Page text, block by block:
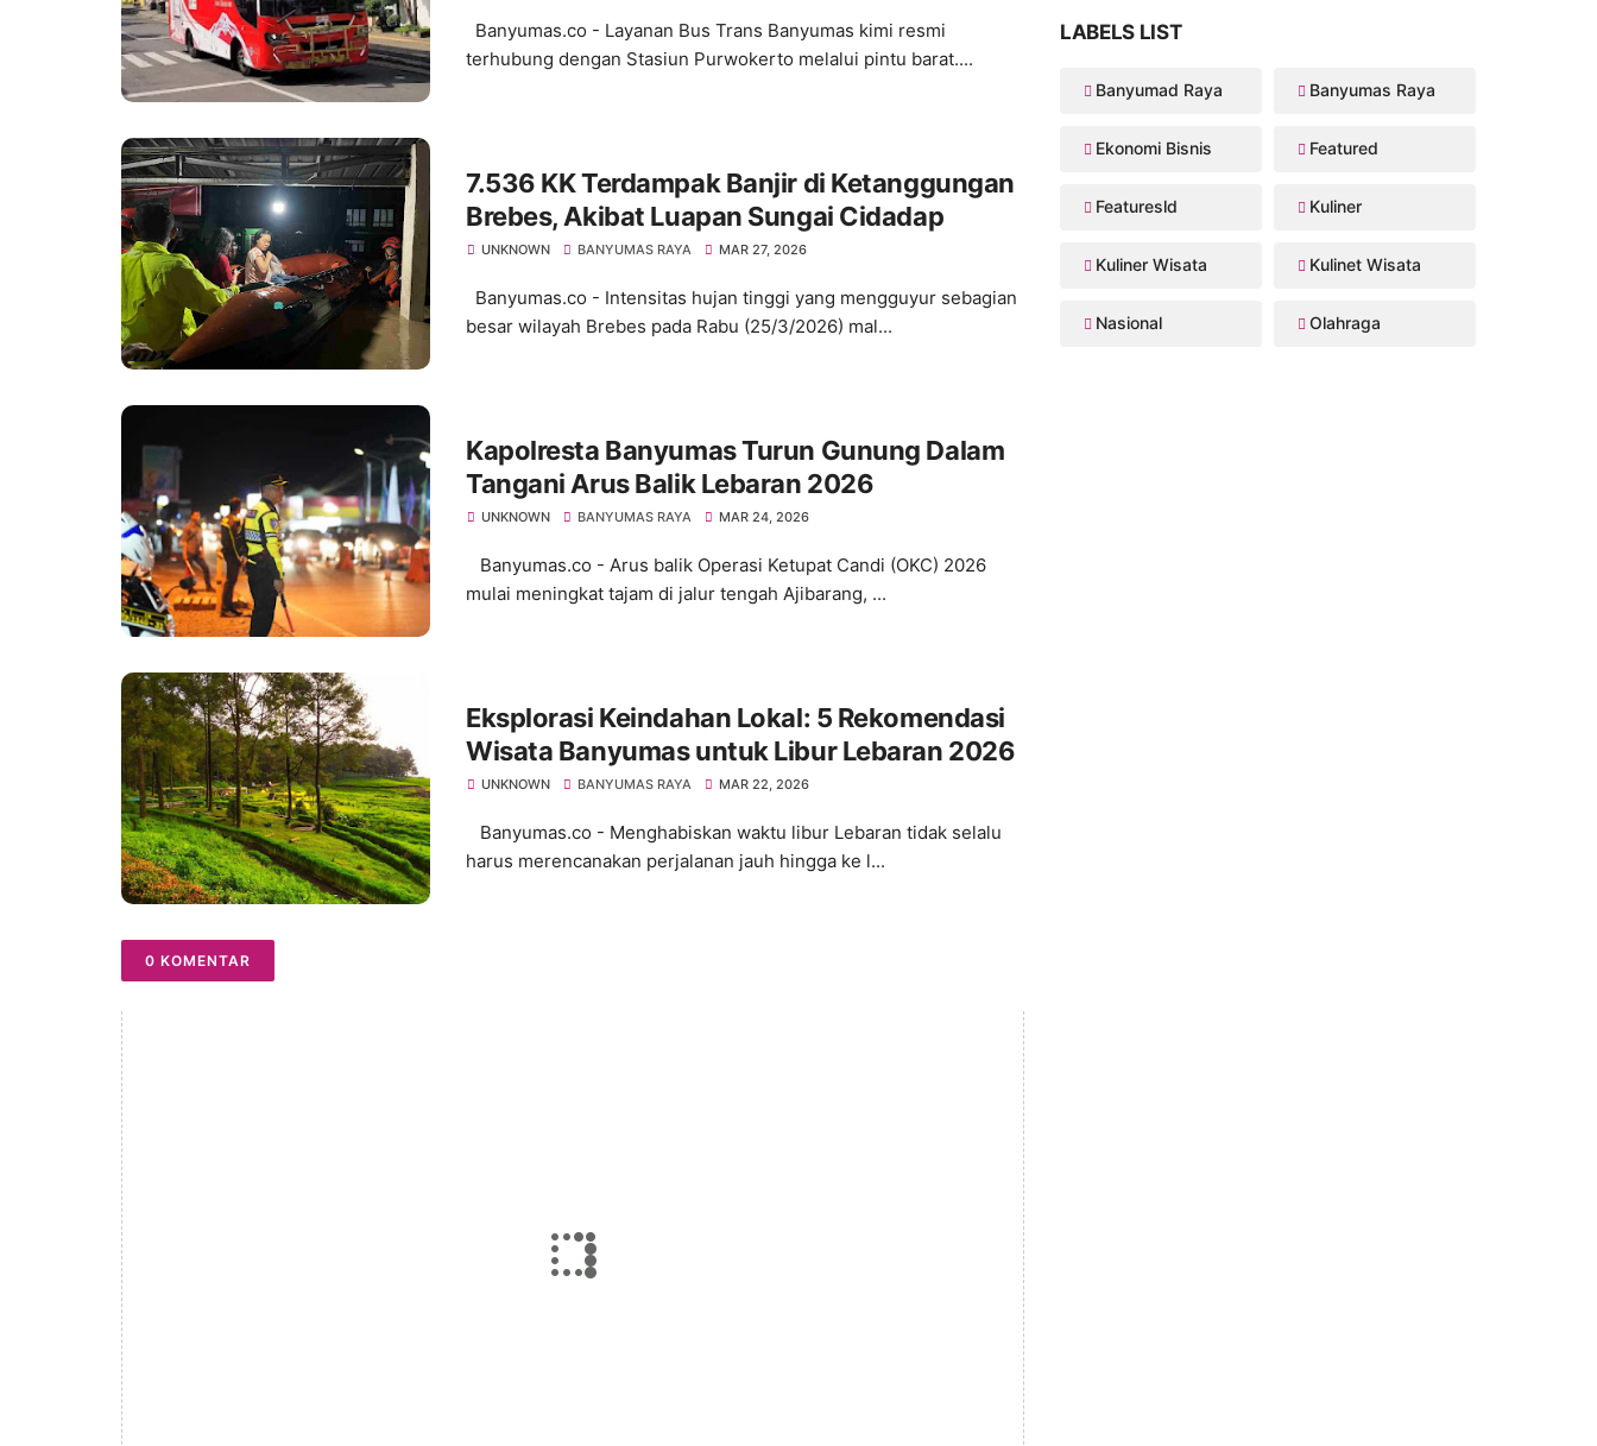
Banyumas.co - Layanan Bus Trans Banyumas kimi resmi
terhubung dengan Stasiun Purwokerto melalui pintu barat....
7.536 KK Terdampak Banjir di Ketanggungan
Brebes, Akibat Luapan Sungai Cidadap
UNKNOWN BANYUMAS RAYA MAR 27, 2026
Banyumas.co - Intensitas hujan tinggi yang mengguyur sebagian
besar wilayah Brebes pada Rabu (25/3/2026) mal...
Kapolresta Banyumas Turun Gunung Dalam
Tangani Arus Balik Lebaran 2026
UNKNOWN BANYUMAS RAYA MAR 24, 2026
Banyumas.co - Arus balik Operasi Ketupat Candi (OKC) 2026
mulai meningkat tajam di jalur tengah Ajibarang, ...
Eksplorasi Keindahan Lokal: 5 Rekomendasi
Wisata Banyumas untuk Libur Lebaran 2026
UNKNOWN BANYUMAS RAYA MAR 22, 2026
Banyumas.co - ​Menghabiskan waktu libur Lebaran tidak selalu
harus merencanakan perjalanan jauh hingga ke l...
0 KOMENTAR
LABELS LIST
Banyumad Raya Banyumas Raya
Ekonomi Bisnis Featured
Featuresld Kuliner
Kuliner Wisata Kulinet Wisata
Nasional Olahraga